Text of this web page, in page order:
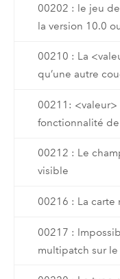
00202 : le jeu
la version 10.0
00210 : La
qu’une autre
00211:
fonctionnalité
00212 : Le
visible
00216 : La
00217 :
multipatch sur